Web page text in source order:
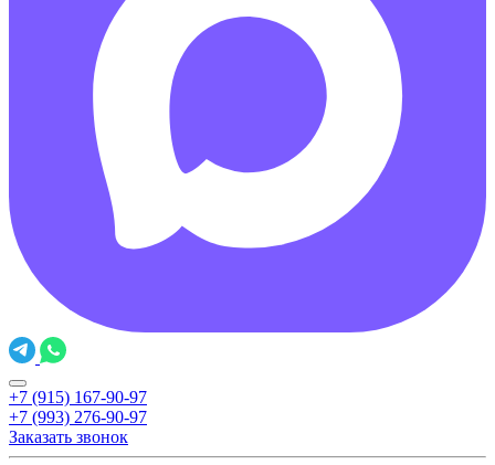
+7 (915) 167-90-97
+7 (993) 276-90-97
Заказать звонок